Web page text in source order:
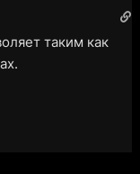
таким как